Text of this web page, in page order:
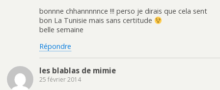
bonnne chhannnnnce !!! perso je dirais que cela sent
bon La Tunisie mais sans certitude
belle semaine
Répondre
les blablas de mimie
25 février 2014